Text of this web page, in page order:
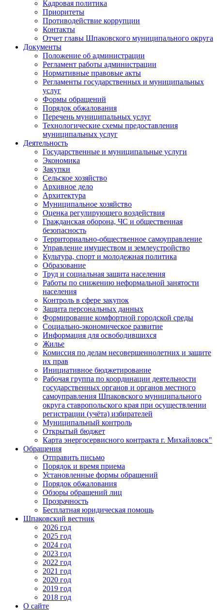
Кадровая политика
Приоритеты
Противодействие коррупции
Контакты
Отчет главы Шпаковского муниципального округа
Документы
Положение об администрации
Регламент работы администрации
Нормативные правовые акты
Регламенты государственных и муниципальных
услуг
Формы обращений
Порядок обжалования
Перечень муниципальных услуг
Технологические схемы предоставления
муниципальных услуг
Деятельность
Государственные и муниципальные услуги
Экономика
Закупки
Сельское хозяйство
Архивное дело
Архитектура
Муниципальное хозяйство
Оценка регулирующего воздействия
Гражданская оборона, ЧС и общественная
безопасность
Территориально-общественное самоуправление
Управление имуществом и землеустройство
Культура, спорт и молодежная политика
Образование
Труд и социальная защита населения
Работы по снижению неформальной занятости
населения
Контроль в сфере закупок
Защита персональных данных
Формирование комфортной городской среды
Социально-экономическое развитие
Информация для освободившихся
Жилье
Комиссия по делам несовершеннолетних и защите
их прав
Инициативное бюджетирование
Рабочая группа по координации деятельности
государственных органов и органов местного
самоуправления Шпаковского муниципального
округа ставропольского края при осуществлении
регистрации (учёта) избирателей
Муниципальный контроль
Открытый бюджет
Карта энергосервисного контракта г. Михайловск"
Обращения
Отправить письмо
Порядок и время приема
Установленные формы обращений
Порядок обжалования
Обзоры обращений лиц
Прозрачность
Бесплатная юридическая помощь
Шпаковский вестник
2026 год
2025 год
2024 год
2023 год
2022 год
2021 год
2020 год
2019 год
2018 год
О сайте